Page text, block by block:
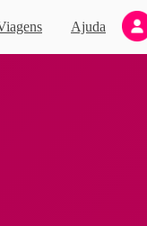
Ajuda